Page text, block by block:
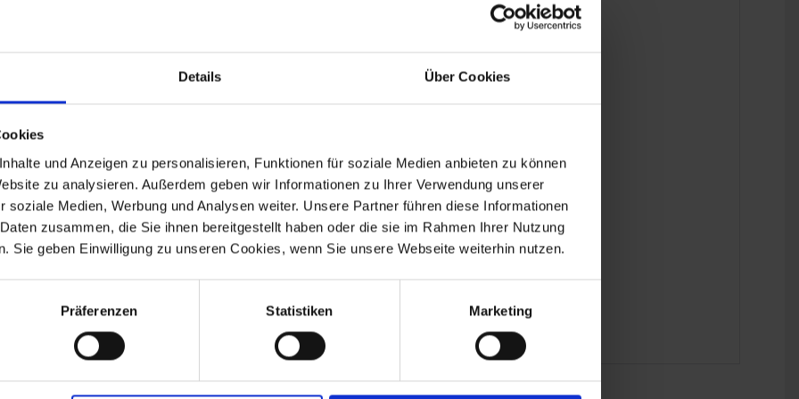
Details Über Cookies
und Anzeigen zu personalisieren, Funktionen für soziale Medien anbieten zu können
zu analysieren. Außerdem geben wir Informationen zu Ihrer Verwendung unserer
soziale Medien, Werbung und Analysen weiter. Unsere Partner führen diese Informationen
zusammen, die Sie ihnen bereitgestellt haben oder die sie im Rahmen Ihrer Nutzung
Sie geben Einwilligung zu unseren Cookies, wenn Sie unsere Webseite weiterhin nutzen.
Präferenzen Statistiken Marketing
models.
Mystic, R 100R, R 100R Mystic, R 80GS Basic.